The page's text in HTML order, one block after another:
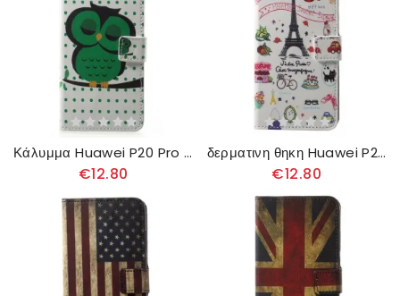
Κάλυμμα Huawei P20 Pro Κουκουβάγια
€12.80
δερματινη θηκη Huawei P20 Pro Λατρεύω Το Παρίσι
€12.80